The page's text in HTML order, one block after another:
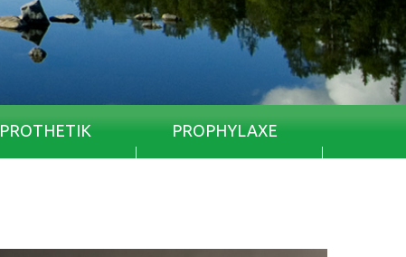
PROTHETIK PROPHYLAXE